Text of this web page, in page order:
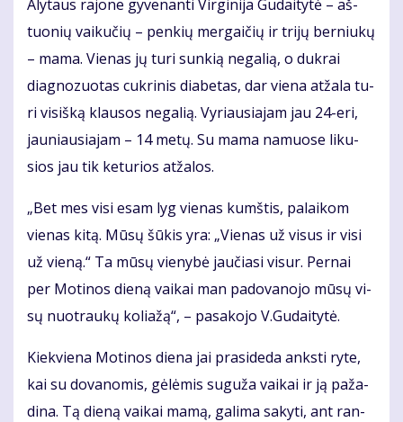
Aly­taus ra­jo­ne gy­ve­nan­ti Vir­gi­ni­ja Gu­dai­ty­tė – aš­
tuo­nių vai­ku­čių – pen­kių mer­gai­čių ir tri­jų ber­niu­kų
– ma­ma. Vie­nas jų tu­ri sun­kią ne­ga­lią, o duk­rai
diag­no­zuo­tas cuk­ri­nis dia­be­tas, dar vie­na at­ža­la tu­
ri vi­siš­ką klau­sos ne­ga­lią. Vy­riau­sia­jam jau 24-eri,
jau­niau­sia­jam – 14 me­tų. Su ma­ma na­muo­se li­ku­
sios jau tik ke­tu­rios at­ža­los.
„Bet mes vi­si esam lyg vie­nas kumš­tis, pa­lai­kom
vie­nas ki­tą. Mū­sų šū­kis yra: „Vie­nas už vi­sus ir vi­si
už vie­ną.“ Ta mū­sų vie­ny­bė jau­čia­si vi­sur. Per­nai
per Mo­ti­nos die­ną vai­kai man pa­do­va­no­jo mū­sų vi­
sų nuo­trau­kų ko­lia­žą“, – pa­sa­ko­jo V.Gu­dai­ty­tė.
Kiek­vie­na Mo­ti­nos die­na jai pra­si­de­da anks­ti ry­te,
kai su do­va­no­mis, gė­lė­mis su­gu­ža vai­kai ir ją pa­ža­
di­na. Tą die­ną vai­kai ma­mą, ga­li­ma sa­ky­ti, ant ran­